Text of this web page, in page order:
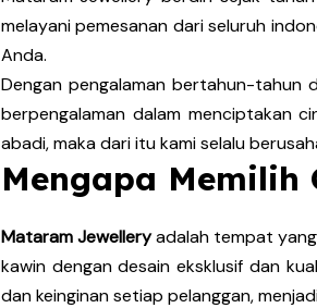
melayani pemesanan dari seluruh
Anda.
Dengan pengalaman bertahun-tahun
berpengalaman dalam menciptakan
abadi, maka dari itu kami selalu
Mengapa Memilih
Mataram Jewelleryadalah tempat
kawin dengan desain eksklusif dan
dan keinginan setiap pelanggan,